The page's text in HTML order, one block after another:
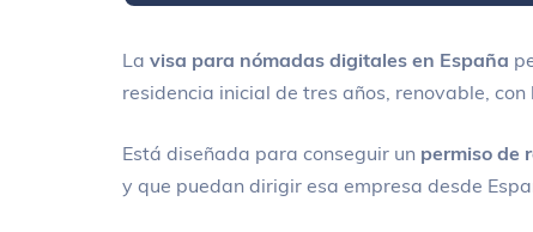
La visa para nómadas digitales en España
residencia inicial de tres años, renovable,
Está diseñada para conseguir un permiso de
y que puedan dirigir esa empresa desde